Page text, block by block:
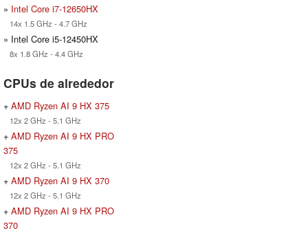
» Intel Core i7-12650HX
14x 1.5 GHz - 4.7 GHz
» Intel Core i5-12450HX
8x 1.8 GHz - 4.4 GHz
CPUs de alrededor
+ AMD Ryzen AI 9 HX 375
12x 2 GHz - 5.1 GHz
+ AMD Ryzen AI 9 HX PRO
375
12x 2 GHz - 5.1 GHz
+ AMD Ryzen AI 9 HX 370
12x 2 GHz - 5.1 GHz
+ AMD Ryzen AI 9 HX PRO
370